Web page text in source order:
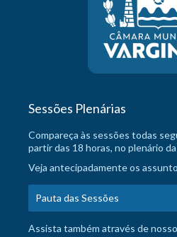
Sessões Plenárias
Compareça às sessões todas
partir das 18 horas, no plenário
Veja antecipadamente os
Pauta das Sessões
Assista também através de